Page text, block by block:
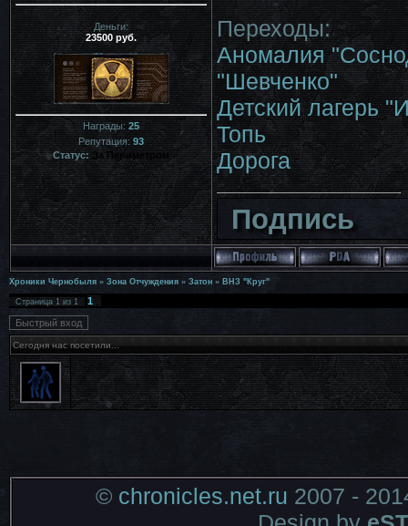
Деньги:
23500 руб.
Награды: 25
Репутация: 93
Статус: За Периметром
Переходы:
Аномалия
"Шевченко"
Детский лагерь
Топь
Дорога
Подпись
Хроники Чернобыля » Зона Отчуждения » Затон » ВНЗ "Круг"
Страница1из1 1
Сегодня нас посетили...
© chronicles.net.ru 2007 -